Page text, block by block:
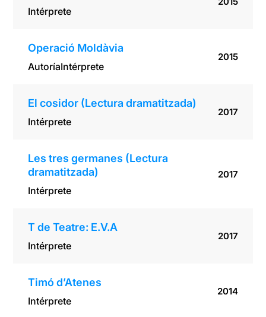
Intérprete
Operació Moldàvia
AutoríaIntérprete
2015
El cosidor (Lectura dramatitzada)
Intérprete
2017
Les tres germanes (Lectura
dramatitzada)
Intérprete
2017
T de Teatre: E.V.A
Intérprete
2017
Timó d’Atenes
Intérprete
2014